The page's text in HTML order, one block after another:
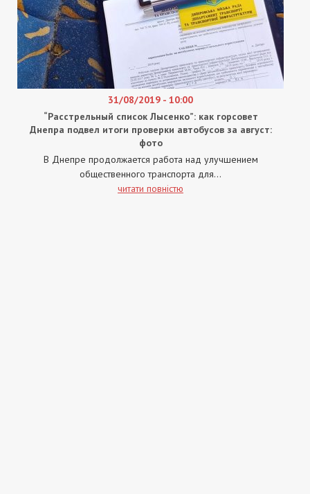
31/08/2019 - 10:00
“Расстрельный список Лысенко”: как горсовет
Днепра подвел итоги проверки автобусов за август:
фото
В Днепре продолжается работа над улучшением
общественного транспорта для...
читати повністю